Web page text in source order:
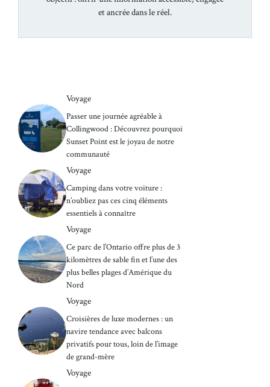
et ancrée dans le réel.
Voyage
Passer une journée agréable à
Collingwood : Découvrez pourquoi
Sunset Point est le joyau de notre
communauté
Voyage
Camping dans votre voiture :
n’oubliez pas ces cinq éléments
essentiels à connaître
Voyage
Ce parc de l’Ontario offre plus de 3
kilomètres de sable fin et l’une des
plus belles plages d’Amérique du
Nord
Voyage
Croisières de luxe modernes : un
navire tendance avec balcons
privatifs pour tous, loin de l’image
de grand-mère
Voyage